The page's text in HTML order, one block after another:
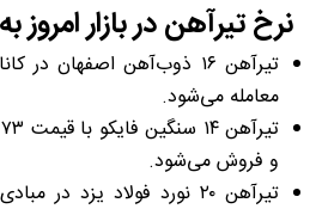
نرخ تیرآهن در بازار
معامله می‌شود.
و فروش می‌شود.